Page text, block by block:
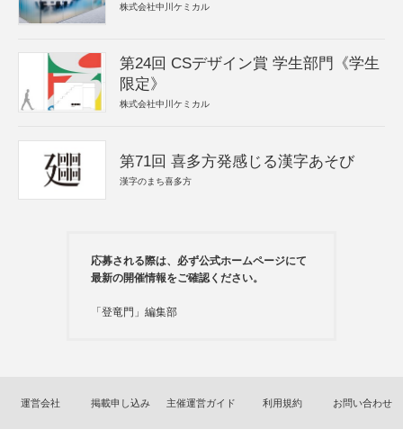
株式会社中川ケミカル
第24回 CSデザイン賞 学生部門《学生
限定》
株式会社中川ケミカル
第71回 喜多方発感じる漢字あそび
漢字のまち喜多方
応募される際は、必ず公式ホームページにて
最新の開催情報をご確認ください。
「登竜門」編集部
運営会社 掲載申し込み 主催運営ガイド 利用規約 お問い合わせ